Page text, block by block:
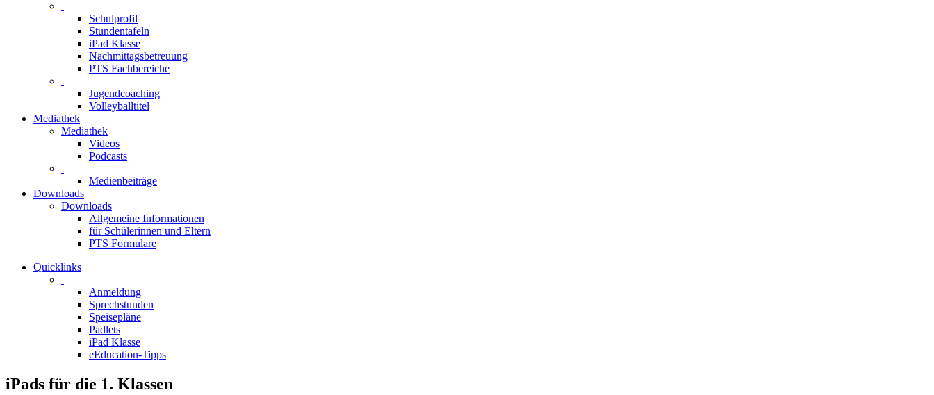
Schulprofil
Stundentafeln
iPad Klasse
Nachmittagsbetreuung
PTS Fachbereiche
Jugendcoaching
Volleyballtitel
Mediathek
Mediathek
Videos
Podcasts
Medienbeiträge
Downloads
Downloads
Allgemeine Informationen
für Schülerinnen und Eltern
PTS Formulare
Quicklinks
Anmeldung
Sprechstunden
Speisepläne
Padlets
iPad Klasse
eEducation-Tipps
iPads für die 1. Klassen